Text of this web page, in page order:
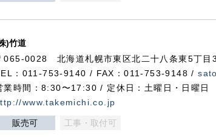
)竹道
065-0028 北海道札幌市東区北二十八条東5丁目
：011-753-9140 / FAX：011-753-9148 /
業時間：8:30〜17:30 / 定休日：土曜日・日曜日
www.takemichi.co.jp
販売可 工事・取付可